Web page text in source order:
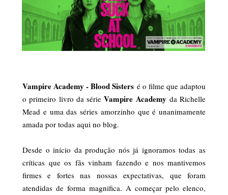
Vampire Academy - Blood Sisters é o filme que adaptou
o primeiro livro da sérieVampire Academy da Richelle
Mead e uma das séries amorzinho que é unanimamente
amada por todas aqui no blog.
Desde o início da produção nós já ignoramos todas as
críticas que os fãs vinham fazendo e nos mantivemos
firmes e fortes nas nossas expectativas, que foram
atendidas de forma magnifica. A começar pelo elenco,